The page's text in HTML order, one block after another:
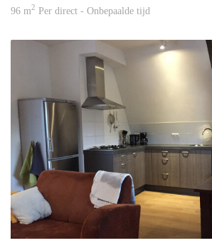
96 m2 Per direct - Onbepaalde tijd